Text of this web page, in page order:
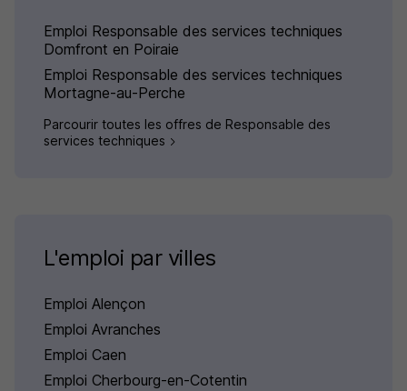
Emploi Responsable des services techniques
Domfront en Poiraie
Emploi Responsable des services techniques
Mortagne-au-Perche
Parcourir toutes les offres de Responsable des
services techniques
L'emploi par villes
Emploi Alençon
Emploi Avranches
Emploi Caen
Emploi Cherbourg-en-Cotentin